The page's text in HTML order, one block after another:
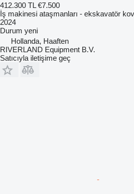
412.300 TL €7.500
İş makinesi ataşmanları - ekskavatör
2024
Durum yeni
Hollanda, Haaften
RIVERLAND Equipment B.V.
Satıcıyla iletişime geç